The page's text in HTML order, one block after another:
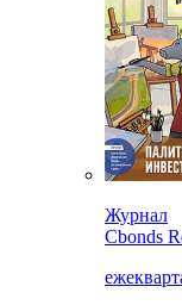
Журнал
Cbonds